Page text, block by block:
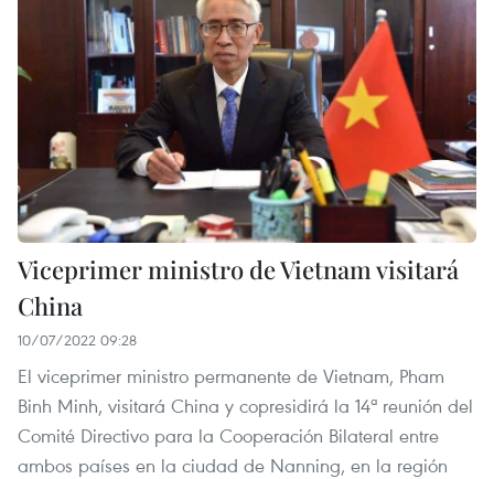
Viceprimer ministro de Vietnam visitará
China
10/07/2022 09:28
El viceprimer ministro permanente de Vietnam, Pham
Binh Minh, visitará China y copresidirá la 14ª reunión del
Comité Directivo para la Cooperación Bilateral entre
ambos países en la ciudad de Nanning, en la región